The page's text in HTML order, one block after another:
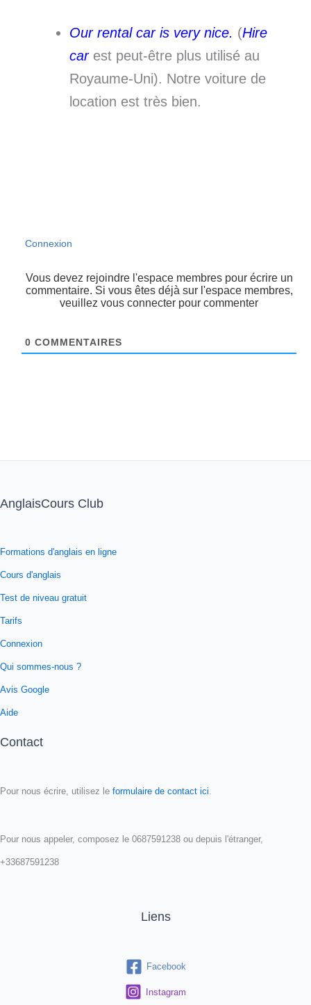
Our rental car is very nice. (Hire
carest peut-être plus utilisé au
Royaume-Uni). Notre voiture de
location est très bien.
Connexion
Vous devez rejoindre l'espace membres pour écrire un
commentaire. Si vous êtes déjà sur l'espace membres,
veuillez vous connecter pour commenter
0 COMMENTAIRES
AnglaisCours Club
Formations d'anglais en ligne
Cours d'anglais
Test de niveau gratuit
Tarifs
Connexion
Qui sommes-nous ?
Avis Google
Aide
Contact
Pour nous écrire, utilisez le formulaire de contact ici
Pour nous appeler, composez le 0687591238 ou depuis l'étranger,
+33687591238
Liens
Facebook
Instagram